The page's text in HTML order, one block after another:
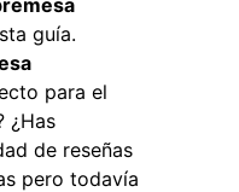
guía.
para el
¿Has
de reseñas
pero todavía